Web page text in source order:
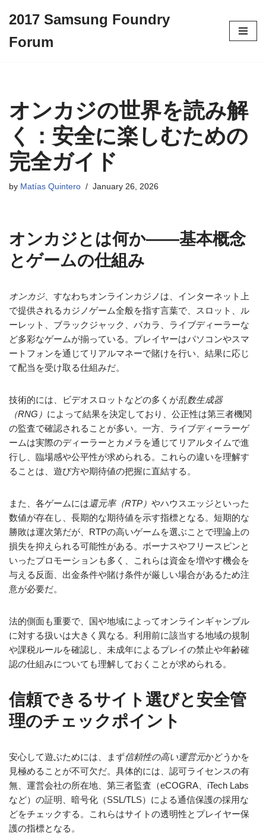
to
2017 Samsung Foundry
Forum
オンカジの世界を読み解
く：安全に楽しむための
完全ガイド
by Matías Quintero January 26, 2026
オンカジとは何か——基本概念
とゲームの仕組み
オンカジ、すなわちオンラインカジノは、インターネット上
で提供されるカジノゲーム全般を指す言葉で、スロット、ル
ーレット、ブラックジャック、バカラ、ライブディーラーな
ど多彩なゲームが揃っている。プレイヤーはパソコンやスマ
ートフォンを通じてリアルマネーで賭けを行い、結果に応じ
て配当を受け取る仕組みだ。
技術的には、ビデオスロットなどの多くが乱数生成器
（RNG） によって結果を決定しており、公正性は第三者機関
の監査で確認されることが多い。一方、ライブディーラーゲ
ームは実際のディーラーとカメラを通じてリアルタイムで進
行し、臨場感や公平性が求められる。これらの違いを理解す
ることは、遊び方や期待値の把握に直結する。
また、各ゲームには還元率（RTP） やハウスエッジといった
数値が存在し、長期的な期待値を示す指標となる。短期的な
勝敗は運次第だが、RTPの高いゲームを選ぶことで理論上の
損失を抑えられる可能性がある。ボーナスやフリースピンと
いったプロモーションも多く、これらは資金を増やす機会を
与える反面、出金条件や賭け条件が厳しい場合があるため注
意が必要だ。
法的側面も重要で、国や地域によってオンラインギャンブル
に対する扱いは大きく異なる。利用前に該当する地域の規制
や課税ルールを確認し、未成年によるプレイの禁止や年齢確
認の仕組みについても理解しておくことが求められる。
信頼できるサイト選びと安全管
理のチェックポイント
安心して遊ぶためには、まず信頼性の高い運営元かどうかを
見極めることが不可欠だ。具体的には、認可ライセンスの有
無、運営会社の所在地、第三者監査（eCOGRA、iTech Labs
など）の証明、暗号化（SSL/TLS）による通信保護の採用な
どをチェックする。これらはサイトの透明性とプレイヤー保
護の指標となる。